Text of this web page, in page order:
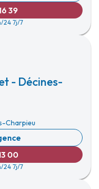
39
24 7j/7
- Décines-
Charpieu
00
24 7j/7